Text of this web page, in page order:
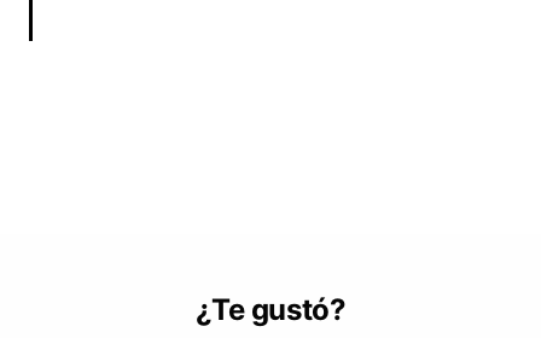
¿Te gustó?